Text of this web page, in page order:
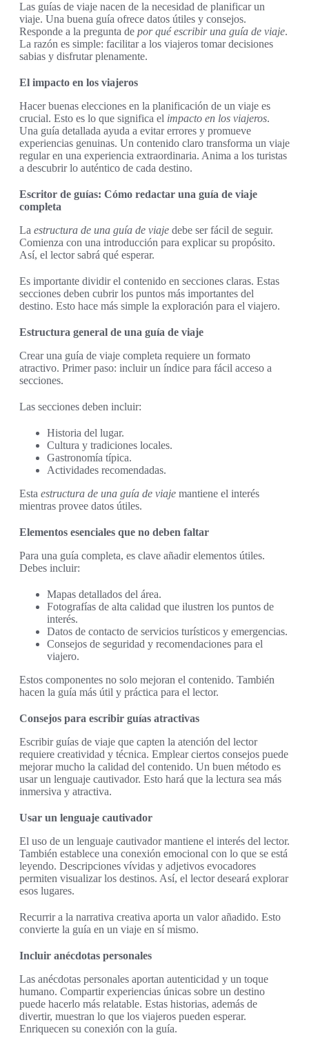
Las guías de viaje nacen de la necesidad de planificar un
viaje. Una buena guía ofrece datos útiles y consejos.
Responde a la pregunta de por qué escribir una guía de viaje.
La razón es simple: facilitar a los viajeros tomar decisiones
sabias y disfrutar plenamente.
El impacto en los viajeros
Hacer buenas elecciones en la planificación de un viaje es
crucial. Esto es lo que significa el impacto en los viajeros.
Una guía detallada ayuda a evitar errores y promueve
experiencias genuinas. Un contenido claro transforma un viaje
regular en una experiencia extraordinaria. Anima a los turistas
a descubrir lo auténtico de cada destino.
Escritor de guías: Cómo redactar una guía de viaje
completa
La estructura de una guía de viaje debe ser fácil de seguir.
Comienza con una introducción para explicar su propósito.
Así, el lector sabrá qué esperar.
Es importante dividir el contenido en secciones claras. Estas
secciones deben cubrir los puntos más importantes del
destino. Esto hace más simple la exploración para el viajero.
Estructura general de una guía de viaje
Crear una guía de viaje completa requiere un formato
atractivo. Primer paso: incluir un índice para fácil acceso a
secciones.
Las secciones deben incluir:
Historia del lugar.
Cultura y tradiciones locales.
Gastronomía típica.
Actividades recomendadas.
Esta estructura de una guía de viaje mantiene el interés
mientras provee datos útiles.
Elementos esenciales que no deben faltar
Para una guía completa, es clave añadir elementos útiles.
Debes incluir:
Mapas detallados del área.
Fotografías de alta calidad que ilustren los puntos de
interés.
Datos de contacto de servicios turísticos y emergencias.
Consejos de seguridad y recomendaciones para el
viajero.
Estos componentes no solo mejoran el contenido. También
hacen la guía más útil y práctica para el lector.
Consejos para escribir guías atractivas
Escribir guías de viaje que capten la atención del lector
requiere creatividad y técnica. Emplear ciertos consejos puede
mejorar mucho la calidad del contenido. Un buen método es
usar un lenguaje cautivador. Esto hará que la lectura sea más
inmersiva y atractiva.
Usar un lenguaje cautivador
El uso de un lenguaje cautivador mantiene el interés del lector.
También establece una conexión emocional con lo que se está
leyendo. Descripciones vívidas y adjetivos evocadores
permiten visualizar los destinos. Así, el lector deseará explorar
esos lugares.
Recurrir a la narrativa creativa aporta un valor añadido. Esto
convierte la guía en un viaje en sí mismo.
Incluir anécdotas personales
Las anécdotas personales aportan autenticidad y un toque
humano. Compartir experiencias únicas sobre un destino
puede hacerlo más relatable. Estas historias, además de
divertir, muestran lo que los viajeros pueden esperar.
Enriquecen su conexión con la guía.